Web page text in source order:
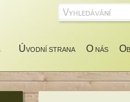
O
O NÁS
ÚVODNÍ STRANA